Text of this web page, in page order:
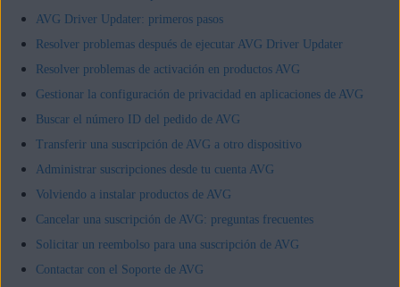
AVG Driver Updater: primeros pasos
Resolver problemas después de ejecutar AVG Driver Updater
Resolver problemas de activación en productos AVG
Gestionar la configuración de privacidad en aplicaciones de AVG
Buscar el número ID del pedido de AVG
Transferir una suscripción de AVG a otro dispositivo
Administrar suscripciones desde tu cuenta AVG
Volviendo a instalar productos de AVG
Cancelar una suscripción de AVG: preguntas frecuentes
Solicitar un reembolso para una suscripción de AVG
Contactar con el Soporte de AVG